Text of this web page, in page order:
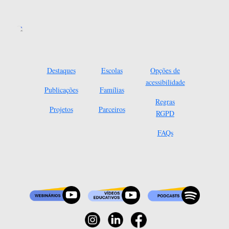
Destaques
Publicações
Projetos
Escolas
Famílias
Parceiros
Opções de
acessibilidade
Regras
RGPD
FAQs